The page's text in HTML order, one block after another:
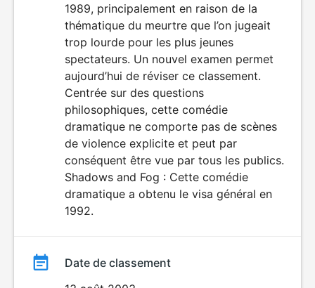
1989, principalement en raison de la
thématique du meurtre que l’on jugeait
trop lourde pour les plus jeunes
spectateurs. Un nouvel examen permet
aujourd’hui de réviser ce classement.
Centrée sur des questions
philosophiques, cette comédie
dramatique ne comporte pas de scènes
de violence explicite et peut par
conséquent être vue par tous les publics.
Shadows and Fog : Cette comédie
dramatique a obtenu le visa général en
1992.
Date de classement